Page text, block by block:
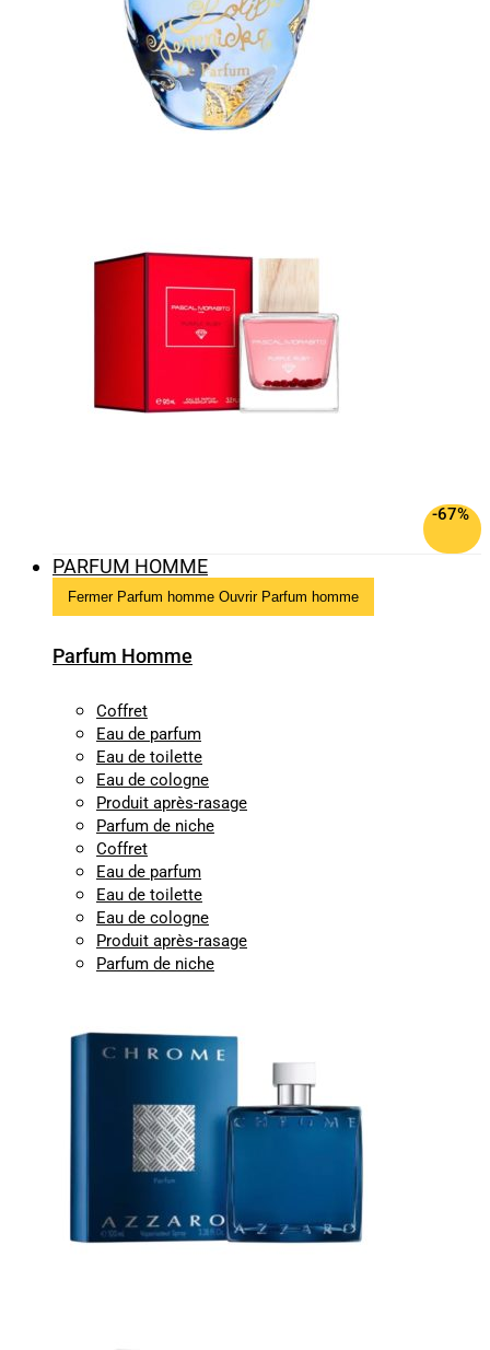
-67%
PARFUM HOMME
Fermer Parfum homme Ouvrir Parfum homme
Parfum Homme
Coffret
Eau de parfum
Eau de toilette
Eau de cologne
Produit après-rasage
Parfum de niche
Coffret
Eau de parfum
Eau de toilette
Eau de cologne
Produit après-rasage
Parfum de niche